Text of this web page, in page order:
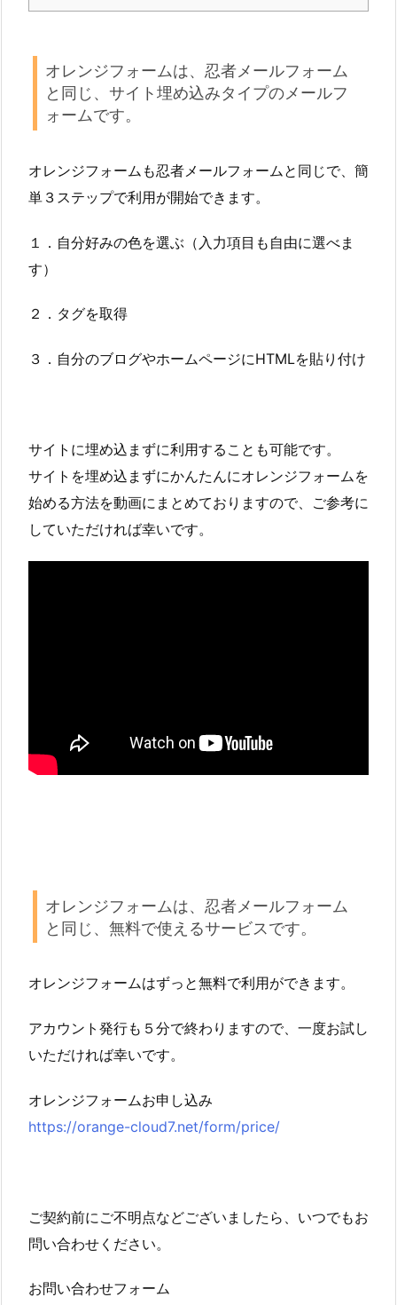
オレンジフォームは、忍者メールフォーム
と同じ、サイト埋め込みタイプのメールフ
ォームです。
オレンジフォームも忍者メールフォームと同じで、簡
単３ステップで利用が開始できます。
１．自分好みの色を選ぶ（入力項目も自由に選べま
す）
２．タグを取得
３．自分のブログやホームページにHTMLを貼り付け
サイトに埋め込まずに利用することも可能です。
サイトを埋め込まずにかんたんにオレンジフォームを
始める方法を動画にまとめておりますので、ご参考に
していただければ幸いです。
オレンジフォームは、忍者メールフォーム
と同じ、無料で使えるサービスです。
オレンジフォームはずっと無料で利用ができます。
アカウント発行も５分で終わりますので、一度お試し
いただければ幸いです。
オレンジフォームお申し込み
https://orange-cloud7.net/form/price/
ご契約前にご不明点などございましたら、いつでもお
問い合わせください。
お問い合わせフォーム